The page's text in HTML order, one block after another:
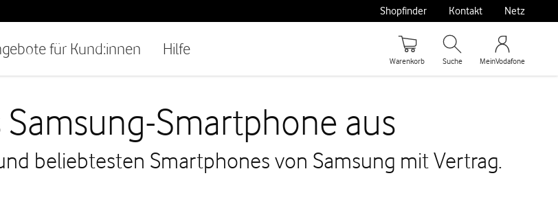
für Kund:innen Hilfe
Shopfinder Kontakt Netz
Warenkorb Suche MeinVodafone
Smartphone aus
beliebtesten Smartphones von Samsung mit Vertrag.